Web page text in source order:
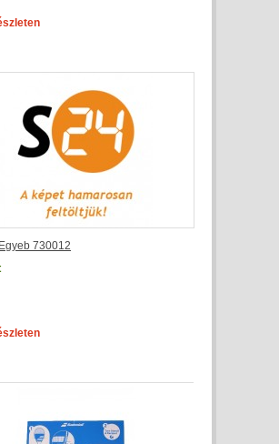
730012